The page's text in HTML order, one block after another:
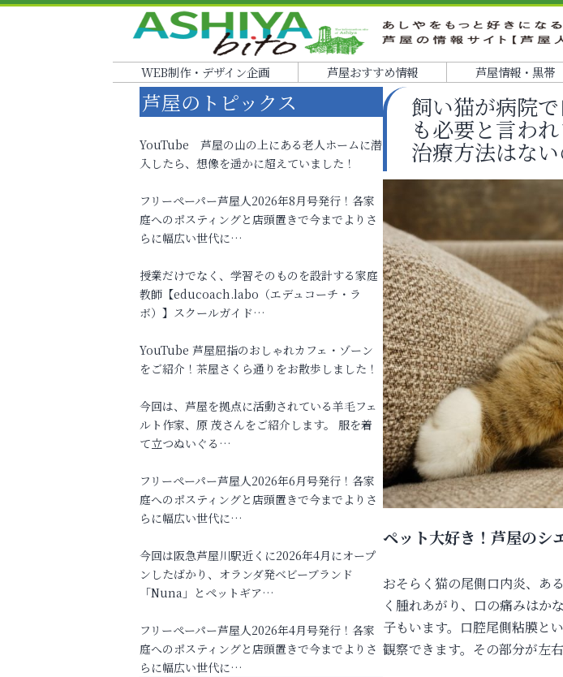
WEB制作・デザイン企画 芦屋おすすめ情報 芦屋情報・黒帯
飼い猫が病院
も必要と言わ
治療方法はな
ペット大好き！芦屋のシ
おそらく猫の尾側口内炎、あ
く腫れあがり、口の痛みはか
子もいます。口腔尾側粘膜と
観察できます。その部分が左
芦屋のトピックス
YouTube 芦屋の山の上にある老人ホームに潜
入したら、想像を遥かに超えていました！
フリーペーパー芦屋人2026年8月号発行！各家
庭へのポスティングと店頭置きで今までよりさ
らに幅広い世代に…
授業だけでなく、学習そのものを設計する家庭
教師【educoach.labo（エデュコーチ・ラ
ボ）】スクールガイド…
YouTube 芦屋屈指のおしゃれカフェ・ゾーン
をご紹介！茶屋さくら通りをお散歩しました！
今回は、芦屋を拠点に活動されている羊毛フェ
ルト作家、原 茂さんをご紹介します。 服を着
て立つぬいぐる…
フリーペーパー芦屋人2026年6月号発行！各家
庭へのポスティングと店頭置きで今までよりさ
らに幅広い世代に…
今回は阪急芦屋川駅近くに2026年4月にオープ
ンしたばかり、オランダ発ベビーブランド
「Nuna」とペットギア…
フリーペーパー芦屋人2026年4月号発行！各家
庭へのポスティングと店頭置きで今までよりさ
らに幅広い世代に…